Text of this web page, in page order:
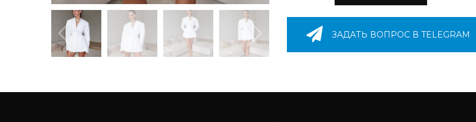
ЗАДАТЬ ВОПРОС В TELEGRAM